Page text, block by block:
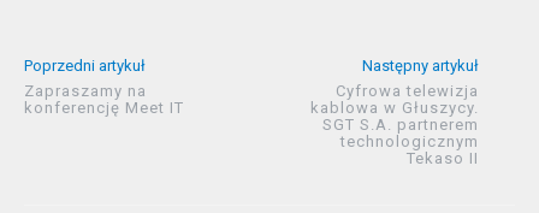
Poprzedni artykuł
Zapraszamy na
konferencję Meet IT
Następny artykuł
Cyfrowa telewizja
kablowa w Głuszycy.
SGT S.A. partnerem
technologicznym
Tekaso II